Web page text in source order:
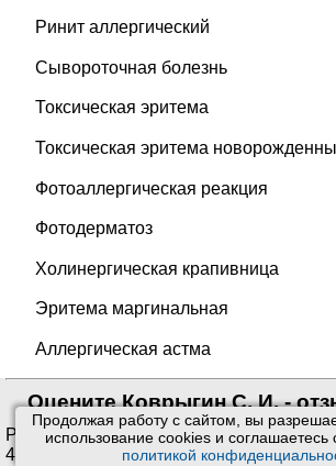
Продолжая работу с сайтом, вы
использование сookies и соглашаетесь
политикой
Ринит аллергический
Сывороточная болезнь
Токсическая эритема
Токсическая эритема
Фотоаллергическая реакция
Фотодерматоз
Холинергическая крапивница
Эритема маргинальная
Аллергическая астма
Оцените Коврыгин С. И. -
Рейтинг:4.23/5. Оценок:
4.